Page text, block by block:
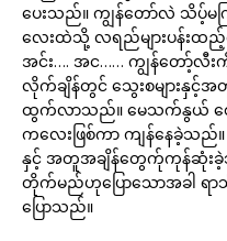
ပေးသည်။ ကျွန်တော်လဲ သိပ့်
လေးထဲသို့ လရည်များပန်းထ
အင်း…. အင…… ကျွန်တော့်လီ
လိုက်ချိန်တွင် သွေးစများနှင့်
ထွက်လာသည်။ မေသက်နွယ် စ
ကလေးဖြစ်ကာ ကျန်နေခဲ့သ
နှင့် အတူအချိန်တွေက်ုကုန်ဆုံး
တိုက်မည်ဟုပြောသောအခါ ရ
ပြောသည်။